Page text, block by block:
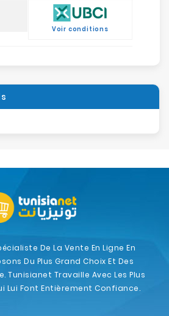
Voir conditions
De La Vente En Ligne En
Du Plus Grand Choix Et Des
Tunisianet Travaille Avec Les Plus
Lui Font Entièrement Confiance.